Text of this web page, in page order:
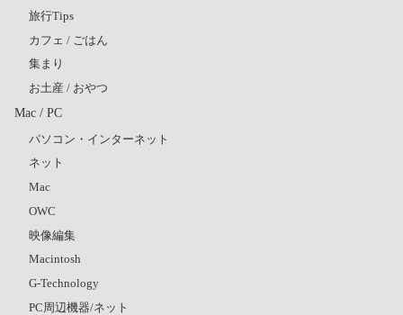
旅行Tips
カフェ / ごはん
集まり
お土産 / おやつ
Mac / PC
パソコン・インターネット
ネット
Mac
OWC
映像編集
Macintosh
G-Technology
PC周辺機器/ネット